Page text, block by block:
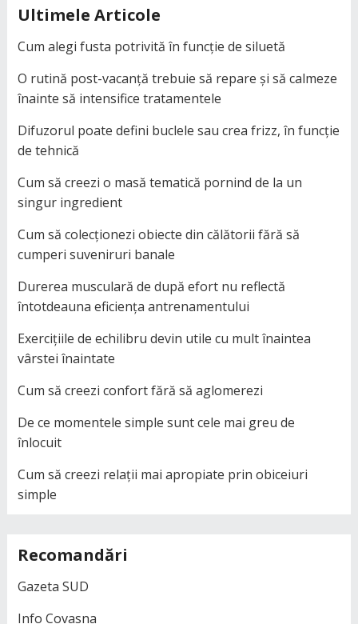
Ultimele Articole
Cum alegi fusta potrivită în funcție de siluetă
O rutină post-vacanță trebuie să repare și să calmeze
înainte să intensifice tratamentele
Difuzorul poate defini buclele sau crea frizz, în funcție
de tehnică
Cum să creezi o masă tematică pornind de la un
singur ingredient
Cum să colecționezi obiecte din călătorii fără să
cumperi suveniruri banale
Durerea musculară de după efort nu reflectă
întotdeauna eficiența antrenamentului
Exercițiile de echilibru devin utile cu mult înaintea
vârstei înaintate
Cum să creezi confort fără să aglomerezi
De ce momentele simple sunt cele mai greu de
înlocuit
Cum să creezi relații mai apropiate prin obiceiuri
simple
Recomandări
Gazeta SUD
Info Covasna